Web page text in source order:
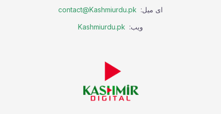
ای میل: contact@Kashmiurdu.pk
ویب: Kashmiurdu.pk